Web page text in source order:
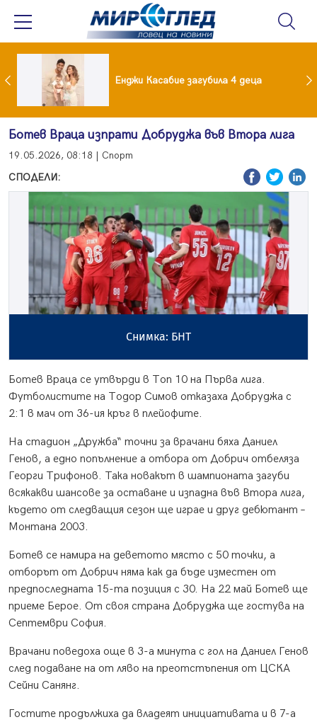
Край на приказката! Брадърите Стефан и Сияна се разделиха с гръм и трясък Енджи Касабие загубила 4 деца
Ботев Враца изпрати Добруджа във Втора лига
19.05.2026, 08:18 | Спорт
СПОДЕЛИ:
Снимка: БНТ
Ботев Враца се утвърди в Топ 10 на Първа лига.
Футболистите на Тодор Симов отказаха Добруджа с
2:1 в мач от 36-ия кръг в плейофите.
На стадион „Дружба“ точни за врачани бяха Даниел
Генов, а едно попълнение а отбора от Добрич отбеляза
Георги Трифонов. Така новакът в шампионата загуби
всякакви шансове за оставане и изпадна във Втора лига,
където от следващия сезон ще играе и друг дебютант –
Монтана 2003.
Ботев се намира на деветото място с 50 точки, а
отборът от Добрич няма как да бъде изместен от
предпоследната 15-та позиция с 30. На 22 май Ботев ще
приеме Берое. От своя страна Добруджа ще гостува на
Септември София.
Врачани поведоха още в 3-а минута с гол на Даниел Генов
след подаване на от ляво на преотстъпения от ЦСКА
Сейни Санянг.
Гостите продължиха да владеят инициативата и в 7-а